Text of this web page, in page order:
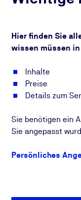
Hier finden Sie
wissen müssen in
Inhalte
Preise
Details zum
Sie benötigen ein
Sie angepasst
Persönliches